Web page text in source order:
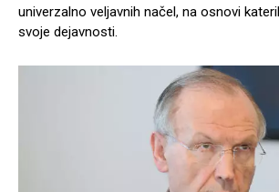
univerzalno veljavnih načel, na osnovi
svoje dejavnosti.